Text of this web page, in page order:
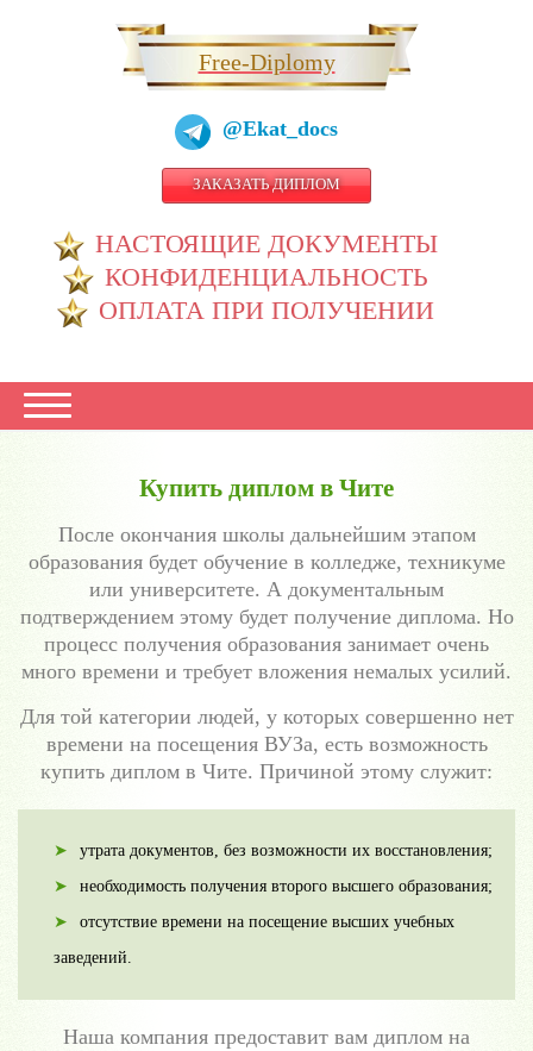
Free-Diplomy
@Ekat_docs
ЗАКАЗАТЬ ДИПЛОМ
НАСТОЯЩИЕ ДОКУМЕНТЫ
КОНФИДЕНЦИАЛЬНОСТЬ
ОПЛАТА ПРИ ПОЛУЧЕНИИ
Купить диплом в Чите
После окончания школы дальнейшим этапом
образования будет обучение в колледже, техникуме
или университете. А документальным
подтверждением этому будет получение диплома. Но
процесс получения образования занимает очень
много времени и требует вложения немалых усилий.
Для той категории людей, у которых совершенно нет
времени на посещения ВУЗа, есть возможность
купить диплом в Чите. Причиной этому служит:
утрата документов, без возможности их восстановления;
необходимость получения второго высшего образования;
отсутствие времени на посещение высших учебных
заведений.
Наша компания предоставит вам диплом на